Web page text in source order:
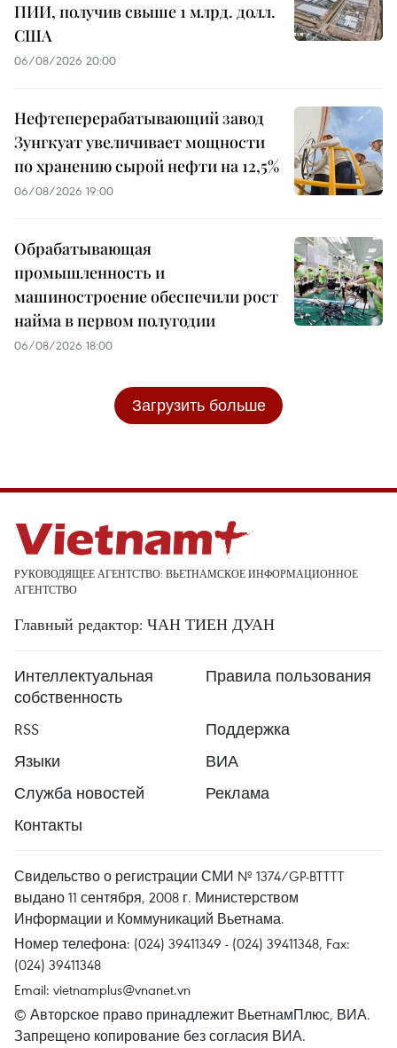
ПИИ, получив свыше 1 млрд. долл.
США
06/08/2026 20:00
Нефтеперерабатывающий завод
Зунгкуат увеличивает мощности
по хранению сырой нефти на 12,5%
06/08/2026 19:00
Обрабатывающая
промышленность и
машиностроение обеспечили рост
найма в первом полугодии
06/08/2026 18:00
Загрузить больше
РУКОВОДЯЩЕЕ АГЕНТСТВО: ВЬЕТНАМСКОЕ ИНФОРМАЦИОННОЕ
АГЕНТСТВО
Главный редактор: ЧАН ТИЕН ДУАН
Интеллектуальная
собственность
Правила пользования
RSS
Поддержка
Языки
ВИА
Служба новостей
Реклама
Контакты
Свидельство о регистрации СМИ № 1374/GP-BTTTT
выдано 11 сентября, 2008 г. Министерством
Информации и Коммуникаций Вьетнама.
Номер телефона: (024) 39411349 - (024) 39411348, Fax:
(024) 39411348
Email: vietnamplus@vnanet.vn
© Авторское право принадлежит ВьетнамПлюс, ВИА.
Запрещено копирование без согласия ВИА.